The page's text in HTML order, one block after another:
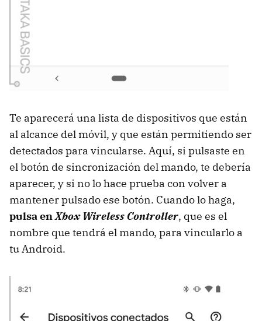
Te aparecerá una lista de dispositivos que están
al alcance del móvil, y que están permitiendo ser
detectados para vincularse. Aquí, si pulsaste en
el botón de sincronización del mando, te debería
aparecer, y si no lo hace prueba con volver a
mantener pulsado ese botón. Cuando lo haga,
pulsa enXbox Wireless Controller, que es el
nombre que tendrá el mando, para vincularlo a
tu Android.